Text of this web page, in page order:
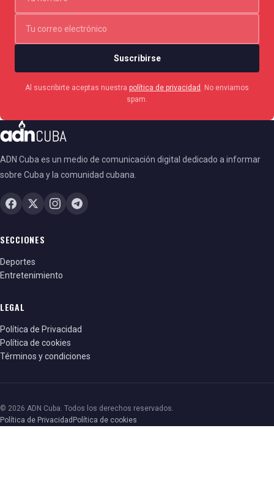
Suscribirse
Al suscribirte aceptas nuestra política de privacidad
. No enviamos
spam.
ADN Cuba es un medio de comunicación digital dedicado a informar
sobre Cuba y la comunidad cubana.
SECCIONES
Deportes
Entretenimiento
LEGAL
Política de Privacidad
Política de cookies
Términos y condiciones
© 2026 ADN Cuba. Todos los derechos reservados.
Política de Privacidad Política de cookies